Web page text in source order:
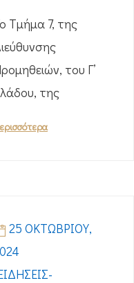
Τμήμα 7, της
του Γ’
της
25 ΟΚΤΩΒΡΊΟΥ,